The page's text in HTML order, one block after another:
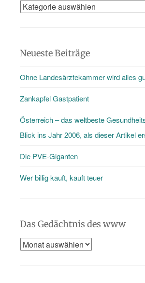
Es
als
den
Blog
Neueste Beiträge
Ohne Landesärztekammer wird alles
Zankapfel Gastpatient
Österreich – das weltbeste
Blick ins Jahr 2006, als dieser Artikel
Die PVE-Giganten
Wer billig kauft, kauft teuer
Das Gedächtnis des www
Das